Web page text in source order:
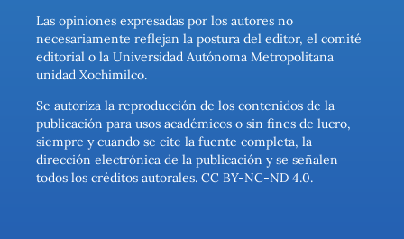
Las opiniones expresadas por los autores no
necesariamente reflejan la postura del editor, el comité
editorial o la Universidad Autónoma Metropolitana
unidad Xochimilco.
Se autoriza la reproducción de los contenidos de la
publicación para usos académicos o sin fines de lucro,
siempre y cuando se cite la fuente completa, la
dirección electrónica de la publicación y se señalen
todos los créditos autorales. CC BY-NC-ND 4.0.